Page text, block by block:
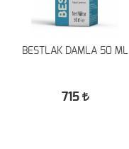
BESTLAK DAMLA 50 ML
715